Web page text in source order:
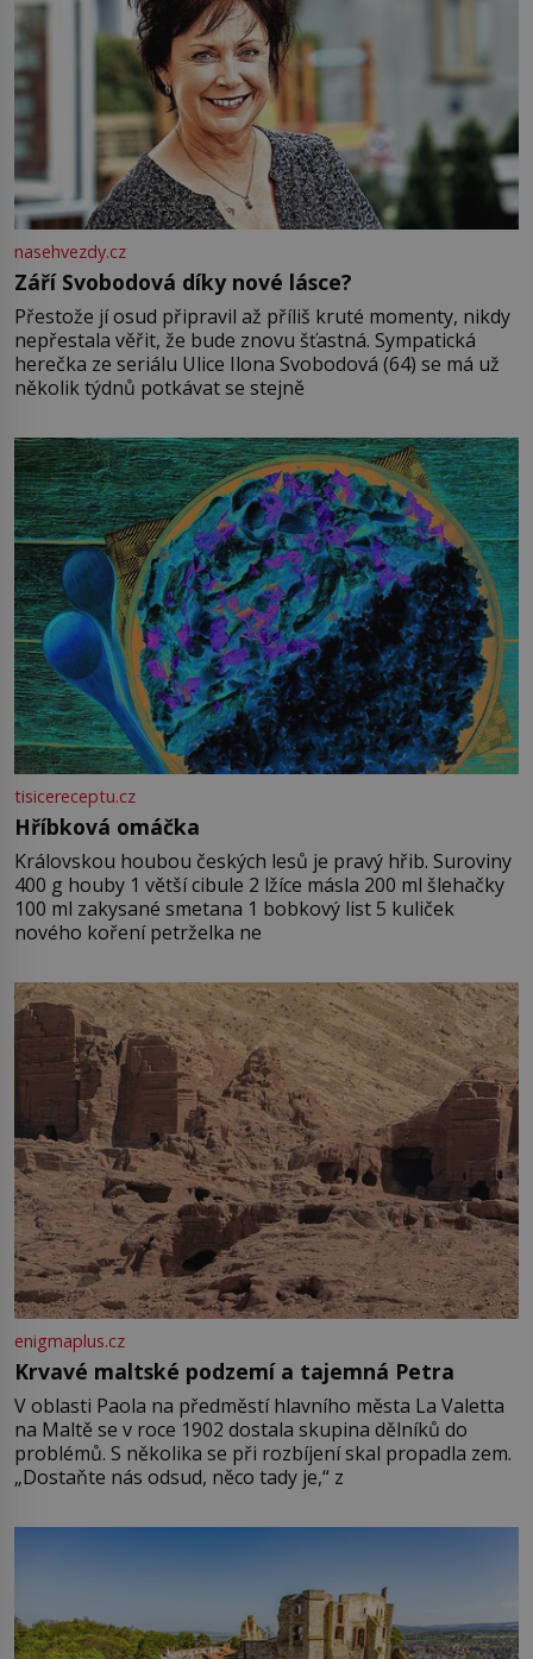
nasehvezdy.cz
Září Svobodová díky nové lásce?
Přestože jí osud připravil až příliš kruté momenty, nikdy
nepřestala věřit, že bude znovu šťastná. Sympatická
herečka ze seriálu Ulice Ilona Svobodová (64) se má už
několik týdnů potkávat se stejně
tisicereceptu.cz
Hříbková omáčka
Královskou houbou českých lesů je pravý hřib. Suroviny
400 g houby 1 větší cibule 2 lžíce másla 200 ml šlehačky
100 ml zakysané smetana 1 bobkový list 5 kuliček
nového koření petrželka ne
enigmaplus.cz
Krvavé maltské podzemí a tajemná Petra
V oblasti Paola na předměstí hlavního města La Valetta
na Maltě se v roce 1902 dostala skupina dělníků do
problémů. S několika se při rozbíjení skal propadla zem.
„Dostaňte nás odsud, něco tady je,“ z